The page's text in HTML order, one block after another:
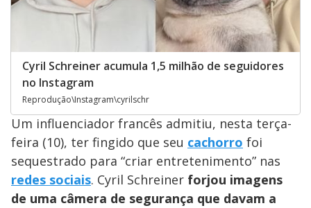
Cyril Schreiner acumula 1,5 milhão de seguidores
no Instagram
Reprodução\Instagram\cyrilschr
Um influenciador francês admitiu, nesta terça-
feira (10), ter fingido que seu cachorro foi
sequestrado para “criar entretenimento” nas
redes sociais. Cyril Schreiner forjou imagens
de uma câmera de segurança que davam a